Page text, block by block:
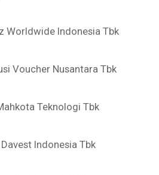
Worldwide Indonesia Tbk
Voucher Nusantara Tbk
Teknologi Tbk
Indonesia Tbk